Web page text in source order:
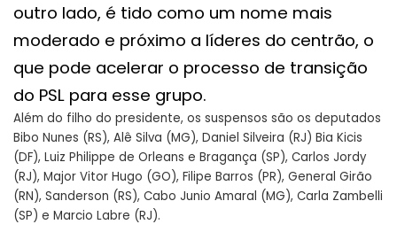
outro lado, é tido como um nome mais
moderado e próximo a líderes do centrão, o
que pode acelerar o processo de transição
do PSL para esse grupo.
Além do filho do presidente, os suspensos são os deputados
Bibo Nunes (RS), Alê Silva (MG), Daniel Silveira (RJ) Bia Kicis
(DF), Luiz Philippe de Orleans e Bragança (SP), Carlos Jordy
(RJ), Major Vitor Hugo (GO), Filipe Barros (PR), General Girão
(RN), Sanderson (RS), Cabo Junio Amaral (MG), Carla Zambelli
(SP) e Marcio Labre (RJ).